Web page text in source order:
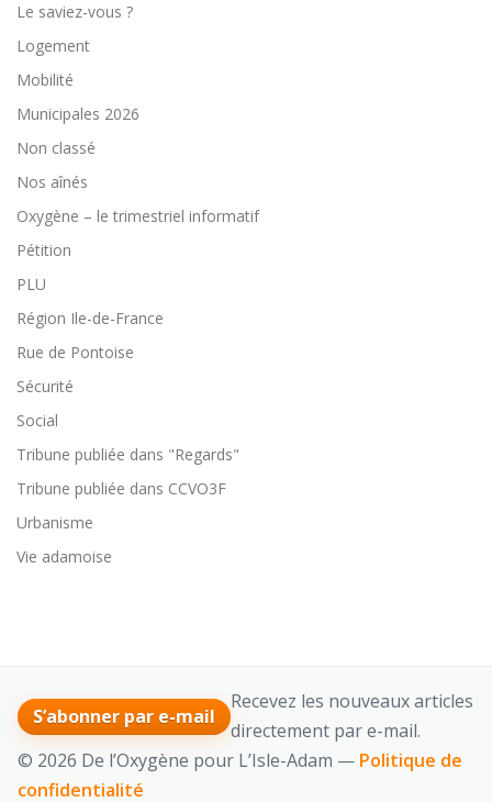
Le saviez-vous ?
Logement
Mobilité
Municipales 2026
Non classé
Nos aînés
Oxygène – le trimestriel informatif
Pétition
PLU
Région Ile-de-France
Rue de Pontoise
Sécurité
Social
Tribune publiée dans "Regards"
Tribune publiée dans CCVO3F
Urbanisme
Vie adamoise
S’abonner par e-mail
Recevez les nouveaux articles
directement par e-mail.
© 2026 De l’Oxygène pour L’Isle-Adam — Politique de
confidentialité